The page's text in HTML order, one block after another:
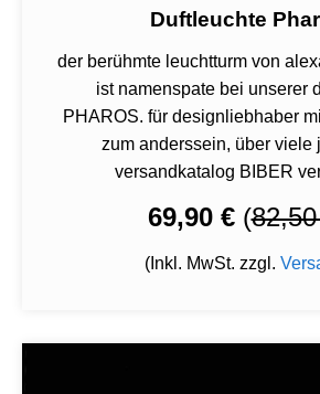
Duftleuchte
der berühmte leuchtturm von
ist namenspate bei unserer
PHAROS. für designliebhaber
zum anderssein, über viele
versandkatalog BIBER
69,90 €(
(Inkl. MwSt. zzgl.